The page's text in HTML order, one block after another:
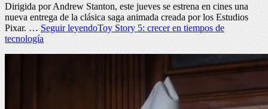
Dirigida por Andrew Stanton, este jueves se estrena en cines una
nueva entrega de la clásica saga animada creada por los Estudios
Pixar. … Seguir leyendoToy Story 5: crecer en tiempos de
tecnología